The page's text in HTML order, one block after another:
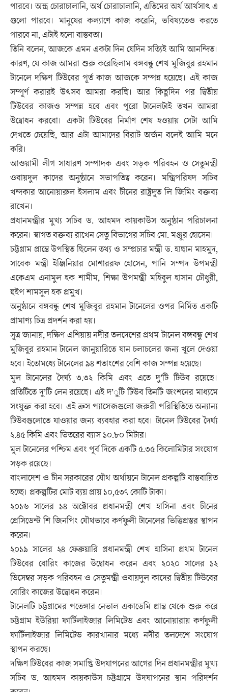
পারবে। অস্ত্র চোরাচালানি, অর্থ চোরাচালানি, এতিমের অর্থ আর্থসাৎ এ
গুলো পারবে। মানুষের কল্যাণে কাজ করেনি, ভবিষ্যতেও করতে
পারবে না, এটাই হলো বাস্তবতা।
তিনি বলেন, আজকে এমন একটা দিন যেদিন সত্যিই আমি আনন্দিত।
কারণ, যে কাজ আমরা শুরু করেছিলাম বঙ্গবন্ধু শেখ মুজিবুর রহমান
টানেলে দক্ষিণ টিউবের পূর্ত কাজ আজকে সম্পন্ন হয়েছে। এই কাজ
সম্পূর্ণ করারই উৎসব আমরা করছি। আর কিছুদিন পর দ্বিতীয়
টিউবের কাজও সম্পন্ন হবে এবং পুরো টানেলটাই তখন আমরা
উদ্বোধন করবো। একটা টিউবের নির্মাণ শেষ হওয়ায় সেটা আমি
দেখতে চেয়েছি, আর এটা আমাদের বিরাট অর্জন বলেই আমি মনে
করি।
আওয়ামী লীগ সাধারণ সম্পাদক এবং সড়ক পরিবহন ও সেতুমন্ত্রী
ওবায়দুল কাদের অনুষ্ঠানে সভাপতিত্ব করেন। মন্ত্রিপরিষদ সচিব
খন্দকার আনোয়ারুল ইসলাম এবং চীনের রাষ্ট্রদূত লি জিমিং বক্তব্য
রাখেন।
প্রধানমন্ত্রীর মুখ্য সচিব ড. আহমদ কায়কাউস অনুষ্ঠান পরিচালনা
করেন। স্বাগত বক্তব্য রাখেন সেতু বিভাগের সচিব মো. মঞ্জুর হোসেন।
চট্টগ্রাম প্রান্তে উপস্থিত ছিলেন তথ্য ও সম্প্রচার মন্ত্রী ড. হাছান মাহমুদ,
সাবেক মন্ত্রী ইঞ্জিনিয়ার মোশাররফ হোসেন, পানি সম্পদ উপমন্ত্রী
একেএম এনামুল হক শামীম, শিক্ষা উপমন্ত্রী মহিবুল হাসান চৌধুরী,
হুইপ শামসুল হক প্রমুখ।
অনুষ্ঠানে বঙ্গবন্ধু শেখ মুজিবুর রহমান টানেলের ওপর নির্মিত একটি
প্রামাণ্য চিত্র প্রদর্শন করা হয়।
সূত্র জানায়, দক্ষিণ এশিয়ায় নদীর তলদেশের প্রথম টানেল বঙ্গবন্ধু শেখ
মুজিবুর রহমান টানেল জানুয়ারিতে যান চলাচলের জন্য খুলে দেওয়া
হবে। ইতোমধ্যে টানেলের ৯৪ শতাংশের বেশি কাজ সম্পন্ন হয়েছে।
মূল টানেলের দৈর্ঘ্য ৩.৩২ কিমি এবং এতে দু’টি টিউব রয়েছে।
প্রতিটিতে দু’টি লেন রয়েছে। এই দ’ুটি টিউব তিনটি জংশনের মাধ্যমে
সংযুক্ত করা হবে। এই ক্রস প্যাসেজগুলো জরুরী পরিস্থিতিতে অন্যান্য
টিউবগুলোতে যাওয়ার জন্য ব্যবহার করা হবে। টানেল টিউবের দৈর্ঘ্য
২.৪৫ কিমি এবং ভিতরের ব্যাস ১০.৮০ মিটার।
মূল টানেলের পশ্চিম এবং পূর্ব দিকে একটি ৫.৩৫ কিলোমিটার সংযোগ
সড়ক রয়েছে।
বাংলাদেশ ও চীন সরকারের যৌথ অর্থায়নে টানেল প্রকল্পটি বাস্তবায়িত
হচ্ছে। প্রকল্পটির মোট ব্যয় প্রায় ১০,৫৩৭ কোটি টাকা।
২০১৬ সালের ১৪ অক্টোবর প্রধানমন্ত্রী শেখ হাসিনা এবং চীনের
প্রেসিডেন্ট শি জিনপিং যৌথভাবে কর্ণফুলী টানেলের ভিত্তিপ্রস্তর স্থাপন
করেন।
২০১৯ সালের ২৪ ফেব্রুয়ারি প্রধানমন্ত্রী শেখ হাসিনা প্রথম টানেল
টিউবের বোরিং কাজের উদ্বোধন করেন এবং ২০২০ সালের ১২
ডিসেম্বর সড়ক পরিবহন ও সেতুমন্ত্রী ওবায়দুল কাদের দ্বিতীয় টিউবের
বোরিং কাজের উদ্বোধন করেন।
টানেলটি চট্টগ্রামের পতেঙ্গার নেভাল একাডেমি প্রান্ত থেকে শুরু করে
চট্টগ্রাম ইউরিয়া ফার্টিলাইজার লিমিটেড এবং আনোয়ারায় কর্ণফুলী
ফার্টিলাইজার লিমিটেড কারখানার মধ্যে নদীর তলদেশে সংযোগ
স্থাপন করছে।
দক্ষিণ টিউবের কাজ সমাপ্তি উদযাপনের আগের দিন প্রধানমন্ত্রীর মুখ্য
সচিব ড. আহমদ কায়কাউস চট্টগ্রামে উদযাপনের স্থান পরিদর্শন